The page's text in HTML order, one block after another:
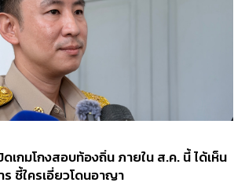
ดเกมโกงสอบท้องถิ่น ภายใน ส.ค. นี้ ได้เห็น
ชี้ใครเอี่ยวโดนอาญา